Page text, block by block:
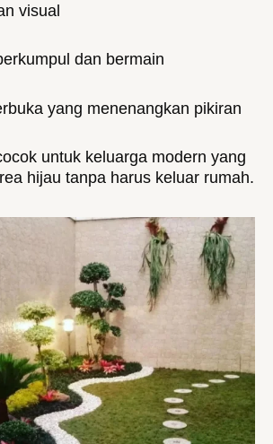
visual
dan bermain
yang menenangkan pikiran
untuk keluarga modern yang
hijau tanpa harus keluar rumah.